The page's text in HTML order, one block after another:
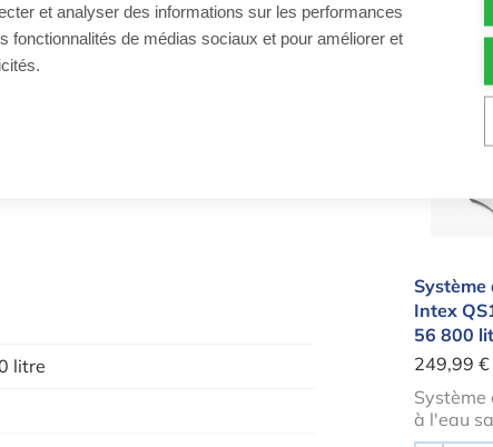
facile à installer et à utiliser
automatique de libération du
vous pouvez profiter d’une
du temps et de l’argent sur
litre
Système
Intex
56 800
249,99 €
Système
à l'eau
et analyser des informations sur les performances
fonctionnalités de médias sociaux et pour améliorer et